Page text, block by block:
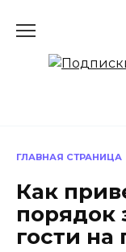
ГЛАВНАЯ СТРАНИЦА
Как
порядок
гости на